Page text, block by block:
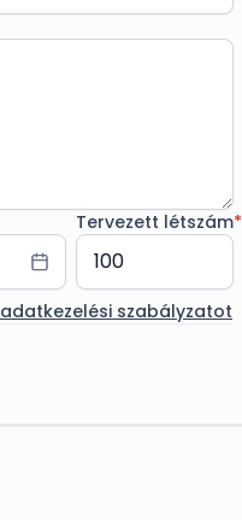
Tervezett létszám*
adatkezelési szabályzatot